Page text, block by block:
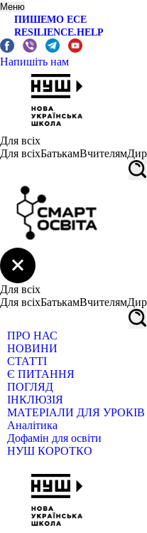
Меню
ПИШЕМО ЕСЕ
RESILIENCE.HELP
Напишіть нам
Для всіх
Для всіхБатькамВчителям
Для всіх
Для всіхБатькамВчителям
ПРО НАС
НОВИНИ
СТАТТІ
Є ПИТАННЯ
ПОГЛЯД
ІНКЛЮЗІЯ
МАТЕРІАЛИ ДЛЯ УРОКІВ
Аналітика
Дофамін для освіти
НУШ КОРОТКО